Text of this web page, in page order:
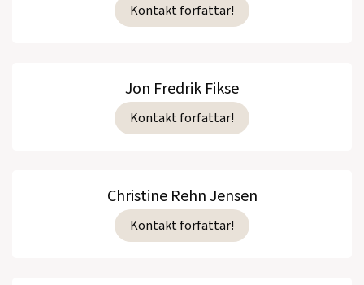
Kontakt forfattar!
Jon Fredrik Fikse
Kontakt forfattar!
Christine Rehn Jensen
Kontakt forfattar!